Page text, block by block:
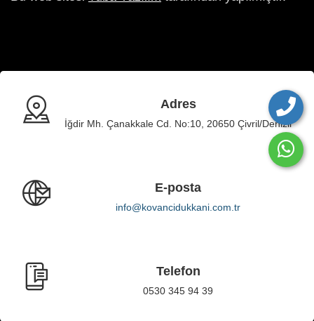
Adres
İğdir Mh. Çanakkale Cd. No:10, 20650 Çivril/Denizli
E-posta
info@kovancidukkani.com.tr
Telefon
0530 345 94 39